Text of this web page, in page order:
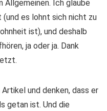
Allgemeinen. Ich glaube
es lohnt sich nicht zu
ist), und deshalb
ja oder ja. Dank
und denken, dass er
getan ist. Und die